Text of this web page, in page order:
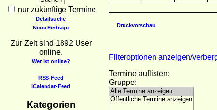
nur zukünftige Termine
Detailsuche
Neue Einträge
Zur Zeit sind 1892 User
online.
Wer ist online?
RSS-Feed
iCalendar-Feed
Kategorien
Druckvorschau
Filteroptionen anzeigen/
Termine auflisten:
Gruppe: